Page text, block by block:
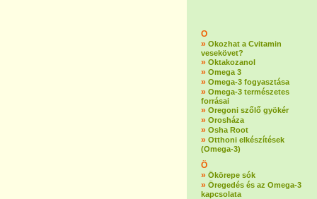
O
» Okozhat a Cvitamin
vesekövet?
» Oktakozanol
» Omega 3
» Omega-3 fogyasztása
» Omega-3 természetes
forrásai
» Oregoni szőlő gyökér
» Orosháza
» Osha Root
» Otthoni elkészítések
(Omega-3)
Ö
» Ökörepe sók
» Öregedés és az Omega-3
kapcsolata